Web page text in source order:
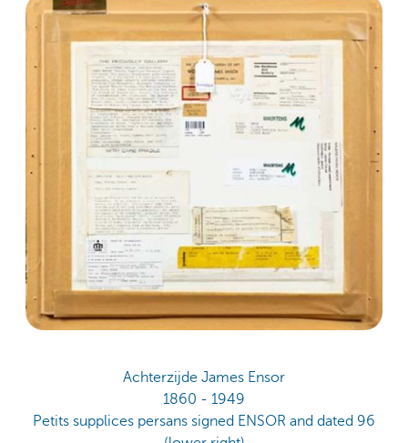
Achterzijde James Ensor
1860 - 1949
Petits supplices persans signed ENSOR and dated 96